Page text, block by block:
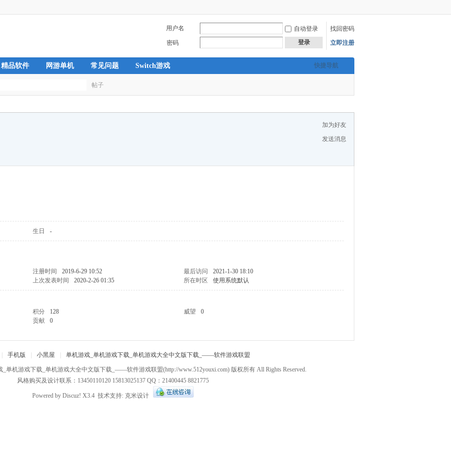
用户名 自动登录
找回密码
密码
登录 立即注册
快捷导航
精品软件 网游单机 常见问题 Switch游戏
帖子
加为好友
发送消息
生日 -
注册时间 2019-6-29 10:52 最后访问
2021-1-30 18:10
上次发表时间
2020-2-26 01:35 所在时区 使用系统默认
积分 128 威望
0
贡献
0
手机版 小黑屋 单机游戏_单机游戏下载_单机游戏大全中文版下载_——软件游戏联盟
_单机游戏下载_单机游戏大全中文版下载_——软件游戏联盟(http://www.512youxi.com) 版权所有 All Rights Reserved.
风格购买及设计联系：13450110120 15813025137 QQ：21400445 8821775
Powered by Discuz! X3.4 技术支持: 克米设计